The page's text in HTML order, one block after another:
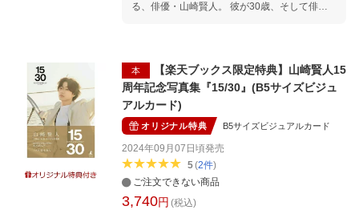
る、俳優・山崎賢人。 彼が30歳、そして俳優
いる。 撮影は、20歳の頃から彼を撮り続けて
いる荒木勇人が行い、どの写真からも10年間の
関係性からしか生まれないセッションが見られ
る。 トルコのカッパドキア、イスタンブールを
巡り撮り下された写真は、超過密スケジュール
をこなし続ける彼の数少ない自然体な姿を見る
ことができるはずだ。
本
【楽天ブックス限定特典】山崎賢人15
周年記念写真集『15/30』(B5サイズビジュ
アルカード)
オリジナル特典 B5サイズビジュアルカード
2024年09月07日頃発売
5(2件)
ご注文できない商品
3,740円 (税込)